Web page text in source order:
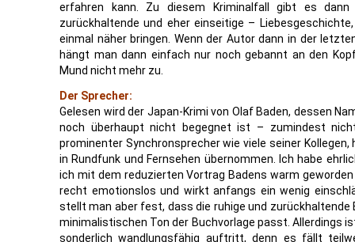
erfahren kann. Zu diesem Kriminalfall gibt es
zurückhaltende und eher einseitige –
einmal näher bringen. Wenn der Autor dann in der
hängt man dann einfach nur noch gebannt an den
Mund nicht mehr zu.
Der Sprecher:
Gelesen wird der Japan-Krimi von Olaf Baden, dessen
noch überhaupt nicht begegnet ist – zumindest
prominenter Synchronsprecher wie viele seiner
in Rundfunk und Fernsehen übernommen. Ich habe
ich mit dem reduzierten Vortrag Badens warm
recht emotionslos und wirkt anfangs ein wenig
stellt man aber fest, dass die ruhige und
minimalistischen Ton der Buchvorlage passt. Allerdings
sonderlich wandlungsfähig auftritt, denn es fällt